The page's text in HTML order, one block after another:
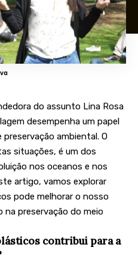
do assunto Lina Rosa
desempenha um papel
ambiental. O
situações, é um dos
nos oceanos e nos
artigo, vamos explorar
pode melhorar o nosso
na preservação do meio
contribui para a